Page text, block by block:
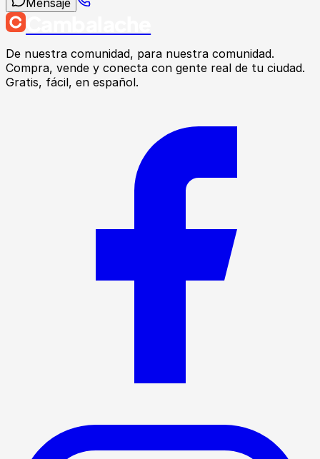
Mensaje
De nuestra comunidad, para nuestra comunidad.
Compra, vende y conecta con gente real de tu ciudad.
Gratis, fácil, en español.